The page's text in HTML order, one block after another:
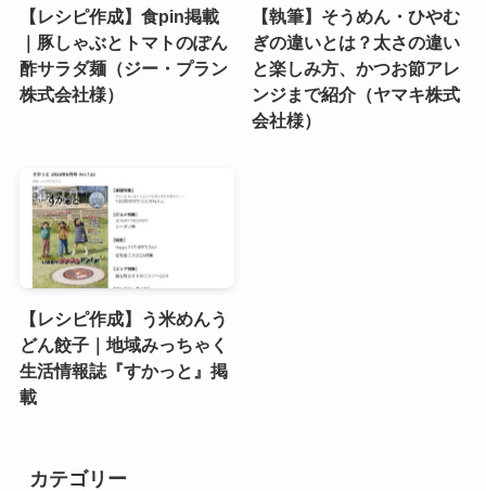
【レシピ作成】食pin掲載
｜豚しゃぶとトマトのぽん
酢サラダ麺（ジー・プラン
株式会社様）
【執筆】そうめん・ひやむ
ぎの違いとは？太さの違い
と楽しみ方、かつお節アレ
ンジまで紹介（ヤマキ株式
会社様）
【レシピ作成】う米めんう
どん餃子｜地域みっちゃく
生活情報誌『すかっと』掲
載
カテゴリー